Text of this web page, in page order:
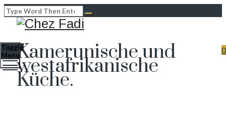
Kamerunische und
westafrikanische
Küche.
0
Toggle
Menu